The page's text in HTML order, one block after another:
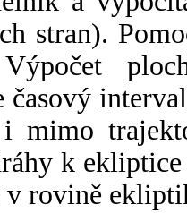
stran).
časový
mimo
k
v rovině